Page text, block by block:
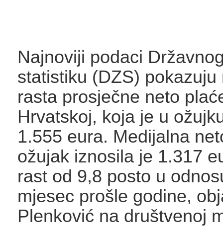
Najnoviji podaci
statistiku (DZS) pokazuju
rasta prosječne neto
Hrvatskoj, koja je u
1.555 eura. Medijalna
ožujak iznosila je 1.317
rast od 9,8 posto u
mjesec prošle godine,
Plenković na društvenoj